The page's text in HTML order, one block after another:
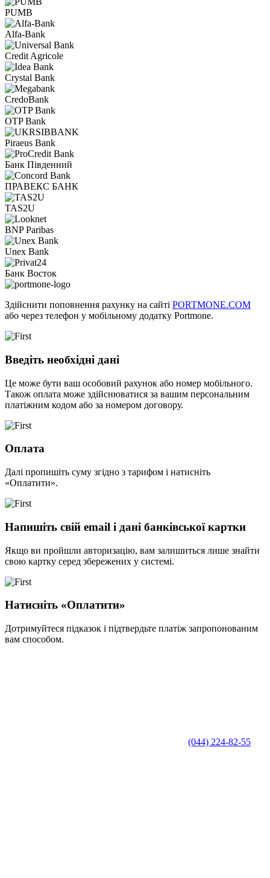
PUMB
Alfa-Bank
Credit Agricole
Crystal Bank
CredoBank
OTP Bank
Piraeus Bank
Банк Південний
ПРАВЕКС БАНК
TAS2U
BNP Paribas
Unex Bank
Банк Восток
Здійснити поповнення рахунку на сайті PORTMONE.COM
або через телефон у мобільному додатку Portmone.
Введіть необхідні дані
Це може бути ваш особовий рахунок або номер мобільного.
Також оплата може здійснюватися за вашим персональним
платіжним кодом або за номером договору.
Оплата
Далі пропишіть суму згідно з тарифом і натисніть
«Оплатити».
Напишіть свій email і дані банківської картки
Якщо ви пройшли авторизацію, вам залишиться лише знайти
свою картку серед збережених у системі.
Натисніть «Оплатити»
Дотримуйтеся підказок і підтвердьте платіж запропонованим
вам способом.
(044) 224-82-55